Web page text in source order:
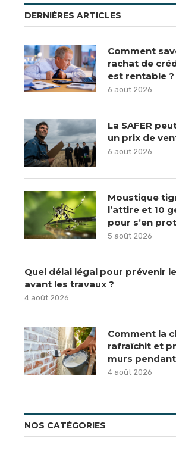
DERNIÈRES ARTICLES
Comment
rachat de
est rentable ?
6 août 2026
La SAFER
un prix de
6 août 2026
Moustique
l’attire et 10
pour s’en
5 août 2026
Quel délai légal pour prévenir
avant les travaux ?
4 août 2026
Comment la
rafraîchit et
murs pendant
4 août 2026
NOS CATÉGORIES